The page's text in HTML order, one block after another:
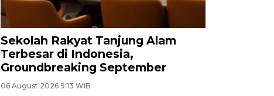
Sekolah Rakyat Tanjung Alam
Terbesar di Indonesia,
Groundbreaking September
06 August 2026 9:13 WIB